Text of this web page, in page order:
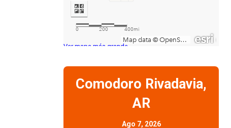
Ver mapa más grande
Comodoro Rivadavia,
AR
Ago 7, 2026